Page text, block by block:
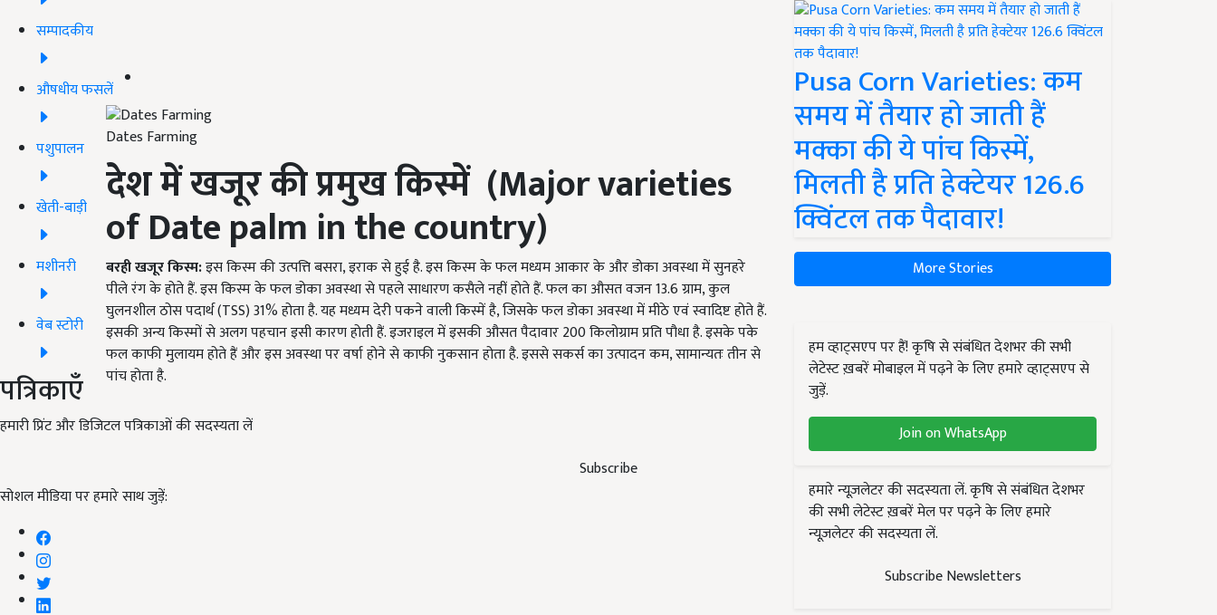
सम्पादकीय
औषधीय फसलें
पशुपालन
खेती-बाड़ी
मशीनरी
वेब स्टोरी
पत्रिकाएँ
हमारी प्रिंट और डिजिटल पत्रिकाओं की सदस्यता लें
Subscribe
सोशल मीडिया पर हमारे साथ जुड़ें:
Dates Farming
देशमें खजूर की प्रमुख किस्में(Major varieties
of Date palm in the country)
बरही खजूर किस्म:इस किस्म की उत्पत्ति बसरा, इराक से हुई है. इस किस्म के फल मध्यम आकार के और डोका अवस्था में सुनहरे
पीले रंग के होते हैं. इस किस्म के फल डोका अवस्था से पहले साधारण कसैले नहीं होते हैं. फल का औसत वजन 13.6 ग्राम, कुल
घुलनशील ठोस पदार्थ (TSS) 31% होता है. यह मध्यम देरी पकने वाली किस्में है, जिसके फल डोका अवस्था में मीठे एवं स्वादिष्ट होते हैं.
इसकी अन्य किस्मों से अलग पहचान इसी कारण होती हैं. इजराइल में इसकी औसत पैदावार 200 किलोग्राम प्रति पौधा है. इसके पके
फल काफी मुलायम होते हैं और इस अवस्था पर वर्षा होने से काफी नुकसान होता है. इससे सकर्स का उत्पादन कम, सामान्यतः तीन से
पांच होता है.
Pusa Corn Varieties: कम
समय में तैयार हो जाती हैं
मक्का की ये पांच किस्में,
मिलती है प्रति हेक्टेयर 126.6
क्विंटल तक पैदावार!
More Stories
हम व्हाट्सएप पर हैं! कृषि से संबंधित देशभर की सभी
लेटेस्ट ख़बरें मोबाइल में पढ़ने के लिए हमारे व्हाट्सएप से
जुड़ें.
Join on WhatsApp
हमारे न्यूज़लेटर की सदस्यता लें. कृषि से संबंधित देशभर
की सभी लेटेस्ट ख़बरें मेल पर पढ़ने के लिए हमारे
न्यूज़लेटर की सदस्यता लें.
Subscribe Newsletters